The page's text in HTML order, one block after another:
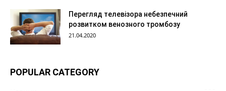
Перегляд телевізора небезпечний
розвитком венозного тромбозу
21.04.2020
POPULAR CATEGORY